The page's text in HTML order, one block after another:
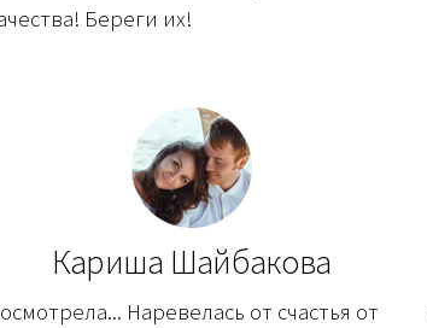
Береги их!
Кариша Шайбакова
Наревелась от счастья от